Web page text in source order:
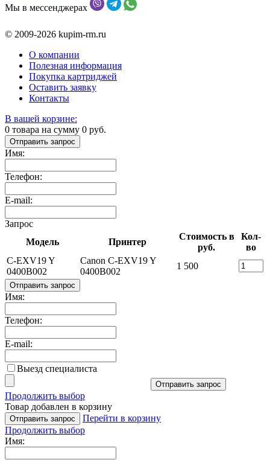
Мы в мессенджерах
© 2009-2026 kupim-rm.ru
О компании
Полезная информация
Покупка картриджей
Оставить заявку
Контакты
В вашей корзине:
0 товара на сумму 0 руб.
Отправить запрос
Имя:
Телефон:
E-mail:
Запрос
Модель
Принтер
Стоимость в
руб.
Кол-
во
C-EXV19 Y
0400B002
Canon C-EXV19 Y
0400B002
1 500
Отправить запрос
Имя:
Телефон:
E-mail:
Выезд специалиста
Отправить запрос
Продолжить выбор
Товар добавлен в корзину
Отправить запрос
Перейти в корзину
Продолжить выбор
Имя: